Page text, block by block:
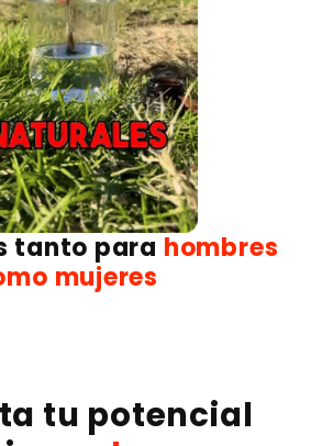
tanto para hombres
mujeres
tu potencial